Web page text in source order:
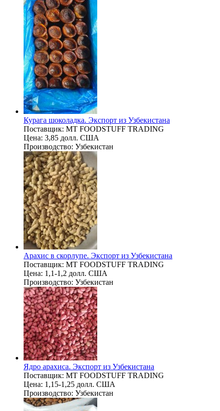
Курага шоколадка. Экспорт из Узбекистана
Поставщик: MT FOODSTUFF TRADING
Цена: 3,85 долл. США
Производство: Узбекистан
Арахис в скорлупе. Экспорт из Узбекистана
Поставщик: MT FOODSTUFF TRADING
Цена: 1,1-1,2 долл. США
Производство: Узбекистан
Ядро арахиса. Экспорт из Узбекистана
Поставщик: MT FOODSTUFF TRADING
Цена: 1,15-1,25 долл. США
Производство: Узбекистан